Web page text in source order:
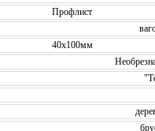
Профлист
40х100мм